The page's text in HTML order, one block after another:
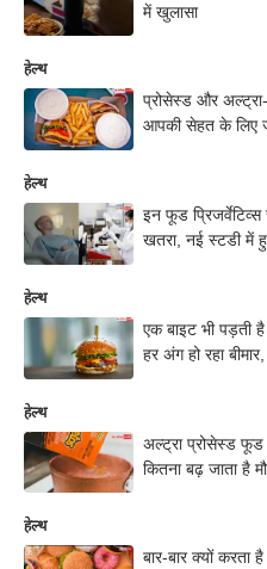
में खुलासा
हेल्थ
प्रोसेस्ड और
आपकी सेहत के लिए
हेल्थ
इन फूड
खतरा, नई स्टडी में
हेल्थ
एक बाइट भी पड़ती
हर अंग हो रहा
हेल्थ
अल्ट्रा प्रोसेस्ड फूड
कितना बढ़ जाता है
हेल्थ
बार-बार क्यों करता